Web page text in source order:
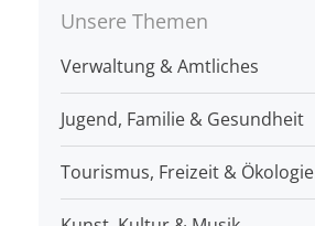
Unsere Themen
Verwaltung & Amtliches
Jugend, Familie & Gesundheit
Tourismus, Freizeit & Ökologie